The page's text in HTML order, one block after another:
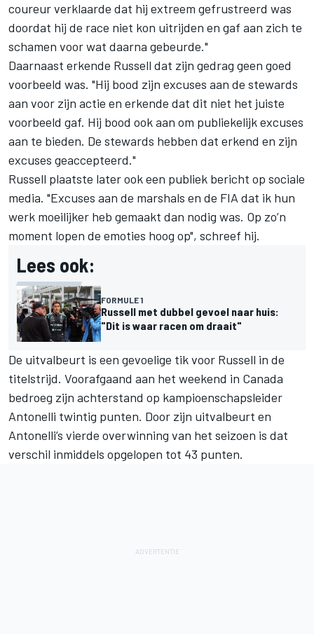
coureur verklaarde dat hij extreem gefrustreerd was
doordat hij de race niet kon uitrijden en gaf aan zich te
schamen voor wat daarna gebeurde."
Daarnaast erkende Russell dat zijn gedrag geen goed
voorbeeld was. "Hij bood zijn excuses aan de stewards
aan voor zijn actie en erkende dat dit niet het juiste
voorbeeld gaf. Hij bood ook aan om publiekelijk excuses
aan te bieden. De stewards hebben dat erkend en zijn
excuses geaccepteerd."
Russell plaatste later ook een publiek bericht op sociale
media. "Excuses aan de marshals en de FIA dat ik hun
werk moeilijker heb gemaakt dan nodig was. Op zo’n
moment lopen de emoties hoog op", schreef hij.
Lees ook:
FORMULE 1
Russell met dubbel gevoel naar huis:
"Dit is waar racen om draait"
De uitvalbeurt is een gevoelige tik voor Russell in de
titelstrijd. Voorafgaand aan het weekend in Canada
bedroeg zijn achterstand op kampioenschapsleider
Antonelli twintig punten. Door zijn uitvalbeurt en
Antonelli’s vierde overwinning van het seizoen is dat
verschil inmiddels opgelopen tot 43 punten.